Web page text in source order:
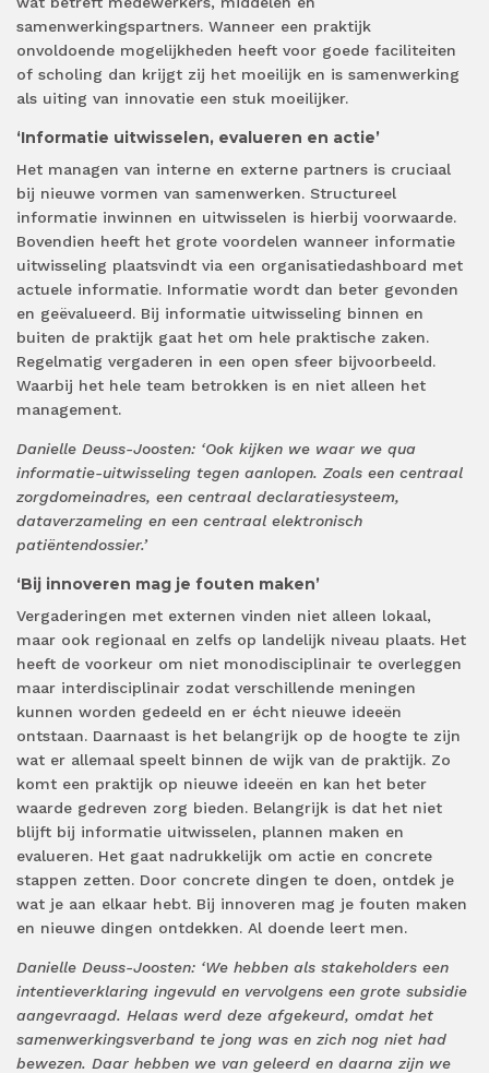
samenwerkingspartners. Wanneer een praktijk
onvoldoende mogelijkheden heeft voor goede faciliteiten
of scholing dan krijgt zij het moeilijk en is samenwerking
als uiting van innovatie een stuk moeilijker.
‘Informatie uitwisselen, evalueren en actie’
Het managen van interne en externe partners is cruciaal
bij nieuwe vormen van samenwerken. Structureel
informatie inwinnen en uitwisselen is hierbij voorwaarde.
Bovendien heeft het grote voordelen wanneer informatie
uitwisseling plaatsvindt via een organisatiedashboard met
actuele informatie. Informatie wordt dan beter gevonden
en geëvalueerd. Bij informatie uitwisseling binnen en
buiten de praktijk gaat het om hele praktische zaken.
Regelmatig vergaderen in een open sfeer bijvoorbeeld.
Waarbij het hele team betrokken is en niet alleen het
management.
Danielle Deuss-Joosten: ‘Ook kijken we waar we qua
informatie-uitwisseling tegen aanlopen. Zoals een centraal
zorgdomeinadres, een centraal declaratiesysteem,
dataverzameling en een centraal elektronisch
patiëntendossier.’
‘Bij innoveren mag je fouten maken’
Vergaderingen met externen vinden niet alleen lokaal,
maar ook regionaal en zelfs op landelijk niveau plaats. Het
heeft de voorkeur om niet monodisciplinair te overleggen
maar interdisciplinair zodat verschillende meningen
kunnen worden gedeeld en er écht nieuwe ideeën
ontstaan. Daarnaast is het belangrijk op de hoogte te zijn
wat er allemaal speelt binnen de wijk van de praktijk. Zo
komt een praktijk op nieuwe ideeën en kan het beter
waarde gedreven zorg bieden. Belangrijk is dat het niet
blijft bij informatie uitwisselen, plannen maken en
evalueren. Het gaat nadrukkelijk om actie en concrete
stappen zetten. Door concrete dingen te doen, ontdek je
wat je aan elkaar hebt. Bij innoveren mag je fouten maken
en nieuwe dingen ontdekken. Al doende leert men.
Danielle Deuss-Joosten: ‘We hebben als stakeholders een
intentieverklaring ingevuld en vervolgens een grote subsidie
aangevraagd. Helaas werd deze afgekeurd, omdat het
samenwerkingsverband te jong was en zich nog niet had
bewezen. Daar hebben we van geleerd en daarna zijn we